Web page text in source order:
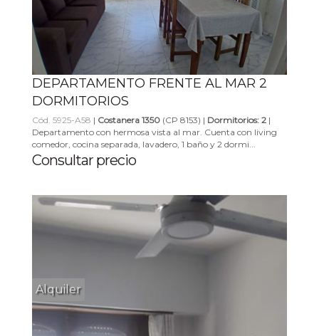
DEPARTAMENTO FRENTE AL MAR 2
DORMITORIOS
Cód. 5925-A58 | Costanera 1350 (CP 8153) | Dormitorios: 2 |
Departamento con hermosa vista al mar. Cuenta con living
comedor, cocina separada, lavadero, 1 baño y 2 dormi...
Consultar precio
Alquiler